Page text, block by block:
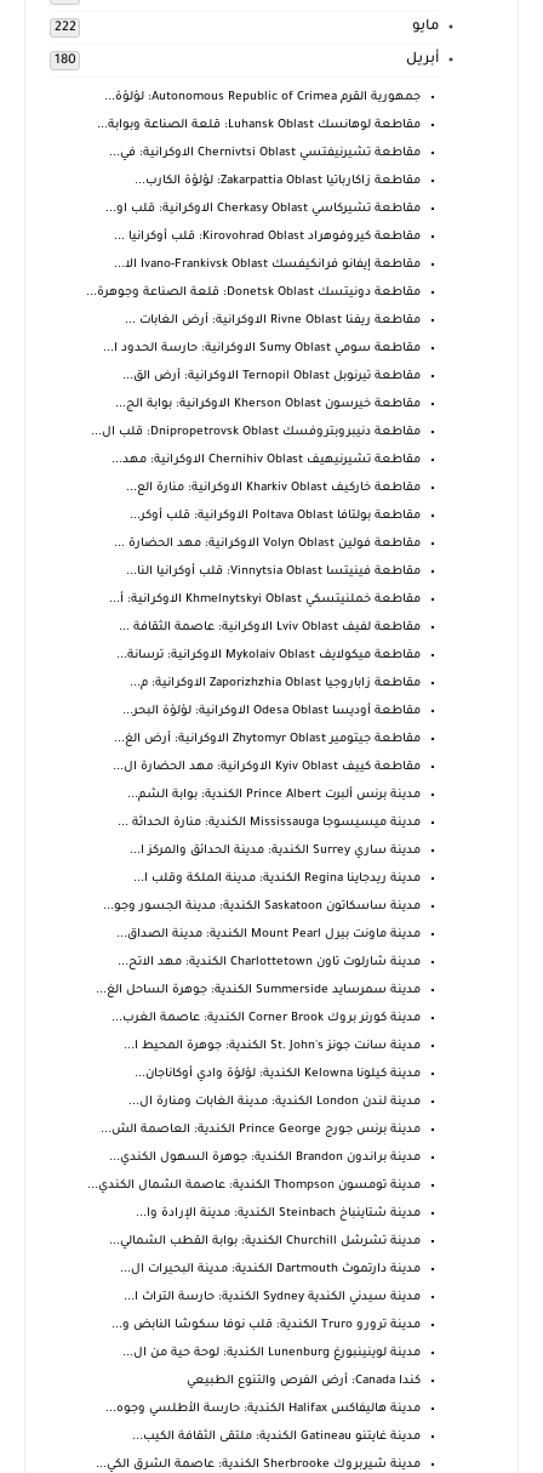
مايو 222
أبريل 180
جمهورية القرم Autonomous Republic of Crimea: لؤلؤة...
مقاطعة لوهانسك Luhansk Oblast: قلعة الصناعة وبوابة...
مقاطعة تشيرنيفتسي Chernivtsi Oblast الاوكرانية: في...
مقاطعة زاكارباتيا Zakarpattia Oblast: لؤلؤة الكارب...
مقاطعة تشيركاسي Cherkasy Oblast الاوكرانية: قلب او...
مقاطعة كيروفوهراد Kirovohrad Oblast: قلب أوكرانيا ...
مقاطعة إيفانو فرانكيفسك Ivano-Frankivsk Oblast الا...
مقاطعة دونيتسك Donetsk Oblast: قلعة الصناعة وجوهرة...
مقاطعة ريفنا Rivne Oblast الاوكرانية: أرض الغابات ...
مقاطعة سومي Sumy Oblast الاوكرانية: حارسة الحدود ا...
مقاطعة تيرنوبل Ternopil Oblast الاوكرانية: أرض الق...
مقاطعة خيرسون Kherson Oblast الاوكرانية: بوابة الج...
مقاطعة دنيبروبتروفسك Dnipropetrovsk Oblast: قلب ال...
مقاطعة تشيرنيهيف Chernihiv Oblast الاوكرانية: مهد...
مقاطعة خاركيف Kharkiv Oblast الاوكرانية: منارة الع...
مقاطعة بولتافا Poltava Oblast الاوكرانية: قلب أوكر...
مقاطعة فولين Volyn Oblast الاوكرانية: مهد الحضارة ...
مقاطعة فينيتسا Vinnytsia Oblast: قلب أوكرانيا النا...
مقاطعة خملنيتسكي Khmelnytskyi Oblast الاوكرانية: أ...
مقاطعة لفيف Lviv Oblast الاوكرانية: عاصمة الثقافة ...
مقاطعة ميكولايف Mykolaiv Oblast الاوكرانية: ترسانة...
مقاطعة زاباروجيا Zaporizhzhia Oblast الاوكرانية: م...
مقاطعة أوديسا Odesa Oblast الاوكرانية: لؤلؤة البحر...
مقاطعة جيتومير Zhytomyr Oblast الاوكرانية: أرض الغ...
مقاطعة كييف Kyiv Oblast الاوكرانية: مهد الحضارة ال...
مدينة برنس ألبرت Prince Albert الكندية: بوابة الشم...
مدينة ميسيسوجا Mississauga الكندية: منارة الحداثة ...
مدينة ساري Surrey الكندية: مدينة الحدائق والمركز ا...
مدينة ريدجاينا Regina الكندية: مدينة الملكة وقلب ا...
مدينة ساسكاتون Saskatoon الكندية: مدينة الجسور وجو...
مدينة ماونت بيرل Mount Pearl الكندية: مدينة الصداق...
مدينة شارلوت تاون Charlottetown الكندية: مهد الاتح...
مدينة سمرسايد Summerside الكندية: جوهرة الساحل الغ...
مدينة كورنر بروك Corner Brook الكندية: عاصمة الغرب...
مدينة سانت جونز St. John's الكندية: جوهرة المحيط ا...
مدينة كيلونا Kelowna الكندية: لؤلؤة وادي أوكاناجان...
مدينة لندن London الكندية: مدينة الغابات ومنارة ال...
مدينة برنس جورج Prince George الكندية: العاصمة الش...
مدينة براندون Brandon الكندية: جوهرة السهول الكندي...
مدينة تومسون Thompson الكندية: عاصمة الشمال الكندي...
مدينة شتاينباخ Steinbach الكندية: مدينة الإرادة وا...
مدينة تشرشل Churchill الكندية: بوابة القطب الشمالي...
مدينة دارتموث Dartmouth الكندية: مدينة البحيرات ال...
مدينة سيدني الكندية Sydney الكندية: حارسة التراث ا...
مدينة ترورو Truro الكندية: قلب نوفا سكوشا النابض و...
مدينة لوينينبورغ Lunenburg الكندية: لوحة حية من ال...
كندا Canada: أرض الفرص والتنوع الطبيعي
مدينة هاليفاكس Halifax الكندية: حارسة الأطلسي وجوه...
مدينة غايتنو Gatineau الكندية: ملتقى الثقافة الكيب...
مدينة شيربروك Sherbrooke الكندية: عاصمة الشرق الكي...